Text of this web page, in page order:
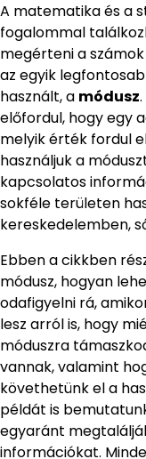
A matematika és a
fogalommal
megérteni a
az egyik
használt, a módusz
előfordul, hogy egy
melyik érték fordul
használjuk a
kapcsolatos
sokféle területen
kereskedelemben,
Ebben a cikkben
módusz, hogyan
odafigyelni rá,
lesz arról is, hogy
móduszra
vannak, valamint
követhetünk el a
példát is
egyaránt
információkat.